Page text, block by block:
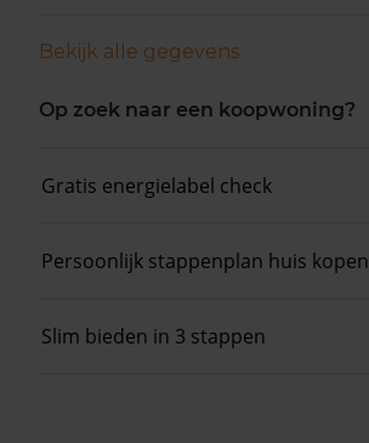
Bekijk alle gegevens
Op zoek naar een koopwoning?
Gratis energielabel check
Persoonlijk stappenplan huis kopen
Slim bieden in 3 stappen